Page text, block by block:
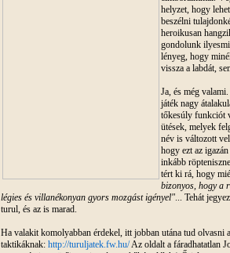
helyzet, hogy
beszélni
heroikusan
gondolunk
lényeg, hogy
vissza a labdát,
Ja, és még
játék nagy
tőkesúly funkciót
ütések, melyek
név is változott
hogy ezt az
inkább
tért ki rá, hogy
bizonyos, hogy a
légies és villanékonyan gyors mozgást igényel"... Tehát
turul, és az is marad.
Ha valakit komolyabban érdekel, itt jobban utána tud olvasni
taktikáknak: http://turuljatek.fw.hu/Az oldalt a fáradhatatlan